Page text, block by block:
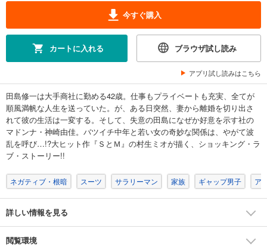
今すぐ購入
カートに入れる ブラウザ試し読み
アプリ試し読みはこちら
田島修一は大手商社に勤める42歳。仕事もプライベートも充実、全てが
順風満帆な人生を送っていた。が、ある日突然、妻から離婚を切り出さ
れて彼の生活は一変する。そして、失意の田島になぜか好意を示す社の
マドンナ・神崎由佳。バツイチ中年と若い女の奇妙な関係は、やがて波
乱を呼び…!?大ヒット作『ＳとＭ』の村生ミオが描く、ショッキング・ラ
ブ・ストーリー!!
ネガティブ・根暗 スーツ サラリーマン 家族 ギャップ男子 ア
詳しい情報を見る
閲覧環境